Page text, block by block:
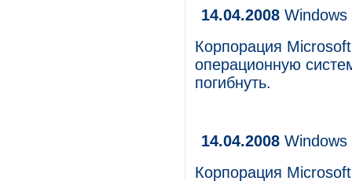
14.04.2008
Корпорация
операционную
погибнуть.
14.04.2008
Корпорация